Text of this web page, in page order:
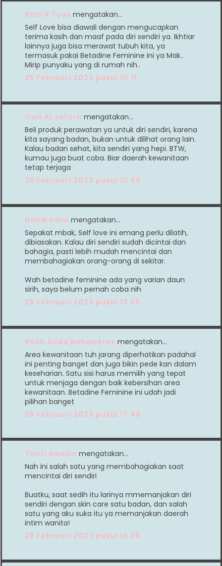
Rani R Tyas mengatakan…
Self Love bisa diawali dengan mengucapkan
terima kasih dan maaf pada diri sendiri ya. Ikhtiar
lainnya juga bisa merawat tubuh kita, ya
termasuk pakai Betadine Feminine ini ya Mak..
Mirip punyaku yang di rumah nih..
25 Februari 2023 pukul 10.11
Jiah Al Jafara mengatakan…
Beli produk perawatan ya untuk diri sendiri, karena
kita sayang badan, bukan untuk dilihat orang lain.
Kalau badan sehat, kita sendiri yang hepi. BTW,
kumau juga buat coba. Biar daerah kewanitaan
tetap terjaga
25 Februari 2023 pukul 10.56
Nanik nara mengatakan…
Sepakat mbak, Self love ini emang perlu dilatih,
dibiasakan. Kalau diri sendiri sudah dicintai dan
bahagia, pasti lebih mudah mencintai dan
membahagiakan orang-orang di sekitar.
Wah betadine feminine ada yang varian daun
sirih, saya belum pernah coba nih
25 Februari 2023 pukul 13.58
Rach Alida Bahaweres mengatakan…
Area kewanitaan tuh jarang diperhatikan padahal
ini penting banget dan juga bikin pede kan dalam
keseharian. Satu sisi harus memilih yang tepat
untuk menjaga dengan baik kebersihan area
kewanitaan. Betadine Feminine ini udah jadi
pilihan banget
25 Februari 2023 pukul 17.48
Tanti Amelia mengatakan…
Nah ini salah satu yang membahagiakan saat
mencintai diri sendiri
Buatku, saat sedih itu larinya mmemanjakan diri
sendiri dengan skin care satu badan, dan salah
satu yang aku suka itu ya memanjakan daerah
intim wanita!
25 Februari 2023 pukul 19.28